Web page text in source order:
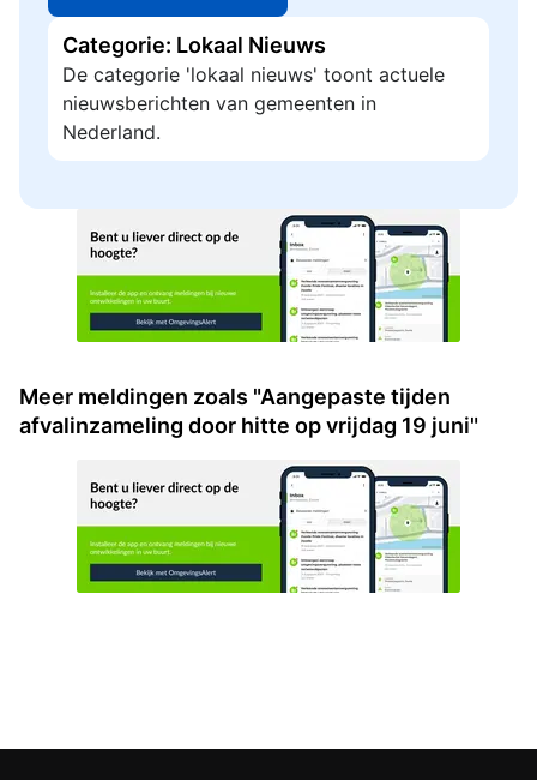
Categorie: Lokaal Nieuws
De categorie 'lokaal nieuws' toont actuele
nieuwsberichten van gemeenten in
Nederland.
Meer meldingen zoals "Aangepaste tijden
afvalinzameling door hitte op vrijdag 19 juni"